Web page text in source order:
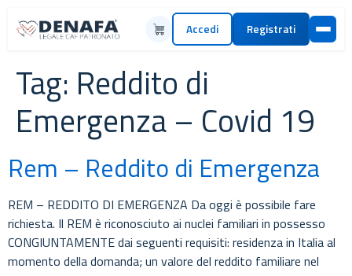
Accedi Registrati
Tag: Reddito di
Emergenza – Covid 19
Rem – Reddito di Emergenza
REM – REDDITO DI EMERGENZA Da oggi è possibile fare
richiesta. Il REM è riconosciuto ai nuclei familiari in possesso
CONGIUNTAMENTE dai seguenti requisiti: residenza in Italia al
momento della domanda; un valore del reddito familiare nel